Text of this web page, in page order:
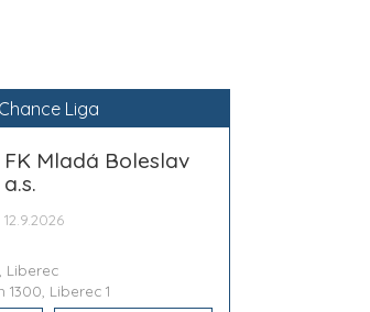
Chance Liga
FK Mladá Boleslav
a.s.
12.9.2026
Liberec
Liberec 1